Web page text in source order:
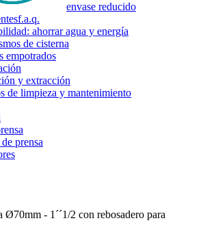
envase reducido
f.a.q.
ahorrar agua y energía
de cisterna
empotrados
y extracción
de limpieza y mantenimiento
prensa
Ø70mm - 1´´1/2 con rebosadero para